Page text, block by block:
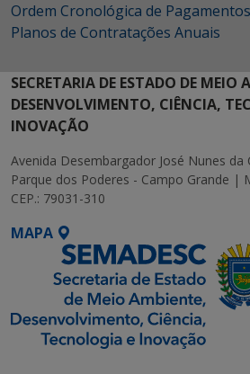
Ordem Cronológica de Pagamentos
Planos de Contratações Anuais
SECRETARIA DE ESTADO DE MEIO
DESENVOLVIMENTO, CIÊNCIA,
INOVAÇÃO
Avenida Desembargador José Nunes
Parque dos Poderes - Campo Grande |
CEP.: 79031-310
MAPA